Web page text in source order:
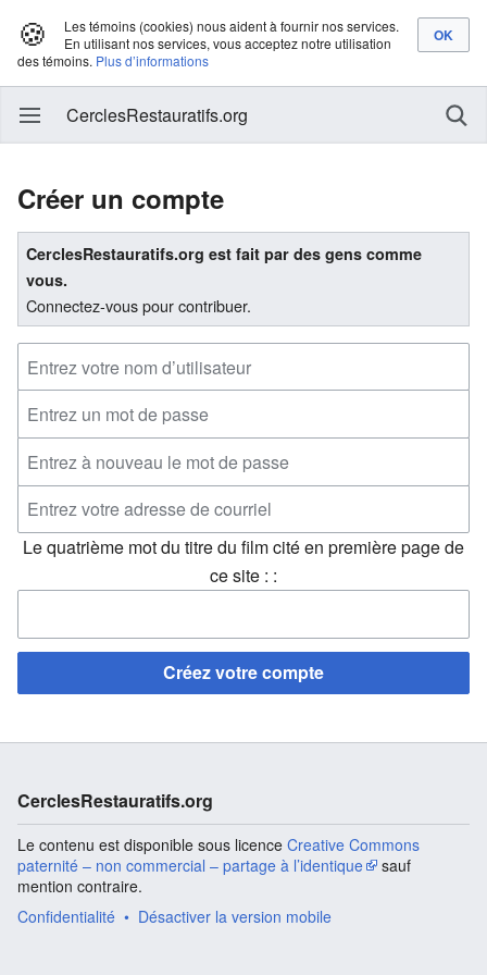
🍪
Les témoins (cookies) nous aident à fournir nos services.
En utilisant nos services, vous acceptez notre utilisation
des témoins. Plus d’informations
CerclesRestauratifs.org
Créer un compte
CerclesRestauratifs.org est fait par des gens comme
vous.
Connectez-vous pour contribuer.
Le quatrième mot du titre du film cité en première page de
ce site : :
Créez votre compte
CerclesRestauratifs.org
Le contenu est disponible sous licence Creative Commons
paternité – non commercial – partage à l’identique
sauf
mention contraire.
Confidentialité
Désactiver la version mobile